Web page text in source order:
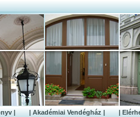
| | Akadémiai Vendégház | |